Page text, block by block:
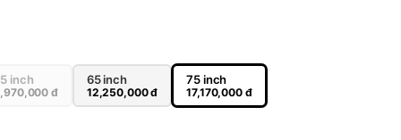
inch
đ
65 inch
12,250,000đ
75 inch
17,170,000 đ